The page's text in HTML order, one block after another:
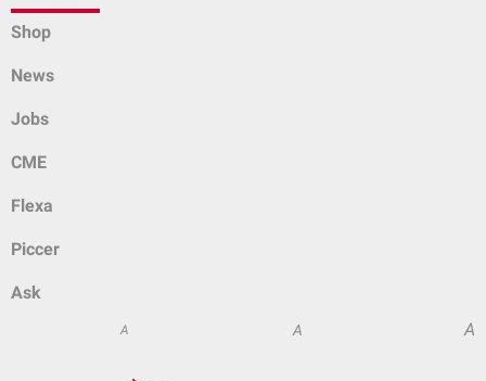
Shop
News
Jobs
CME
Flexa
Piccer
Ask
A A A